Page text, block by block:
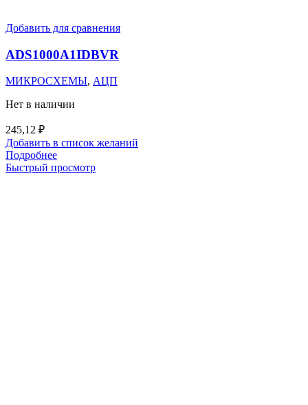
Добавить для сравнения
ADS1000A1IDBVR
МИКРОСХЕМЫ, АЦП
Нет в наличии
245,12 ₽
Добавить в список желаний
Подробнее
Быстрый просмотр